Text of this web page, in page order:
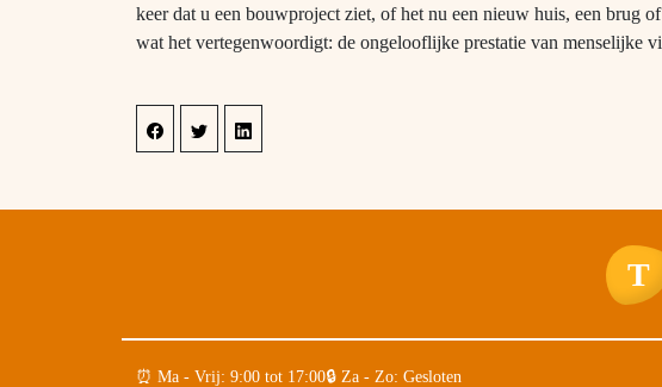
keer dat u een bouwproject ziet, of het nu een nieuw huis, een brug
wat het vertegenwoordigt: de ongelooflijke prestatie van menselijke
T
⏰︎ Ma - Vrij: 9:00 tot 17:00🔒︎ Za - Zo: Gesloten